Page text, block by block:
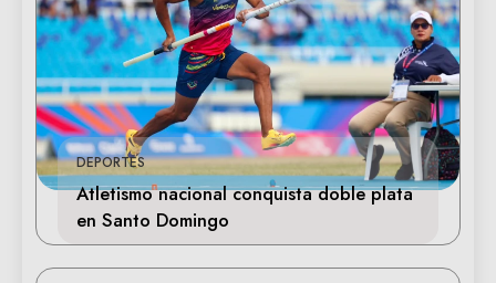
DEPORTES
Atletismo nacional conquista doble plata
en Santo Domingo